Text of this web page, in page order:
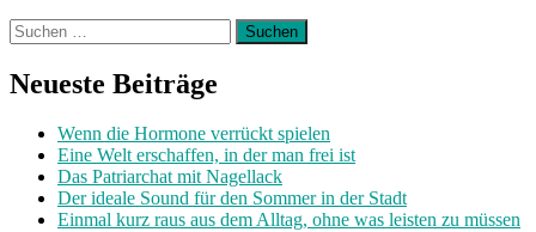
Suchen
nach:
Neueste Beiträge
Wenn die Hormone verrückt spielen
Eine Welt erschaffen, in der man frei ist
Das Patriarchat mit Nagellack
Der ideale Sound für den Sommer in der Stadt
Einmal kurz raus aus dem Alltag, ohne was leisten zu müssen